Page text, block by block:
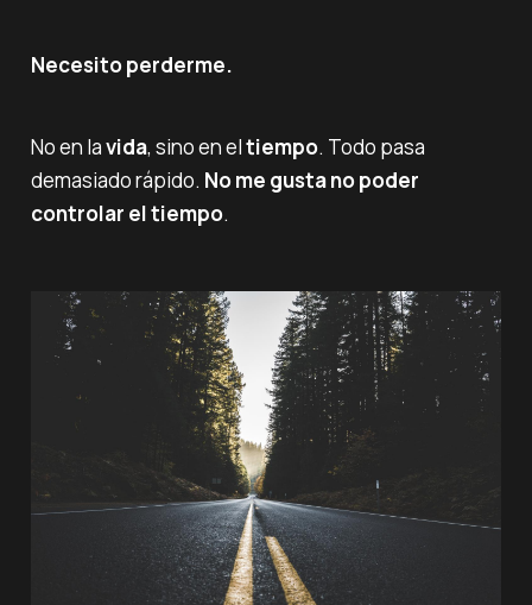
Necesito perderme.
No en lavida, sino en eltiempo. Todo pasa
demasiado rápido. No me gusta no poder
controlar el tiempo.